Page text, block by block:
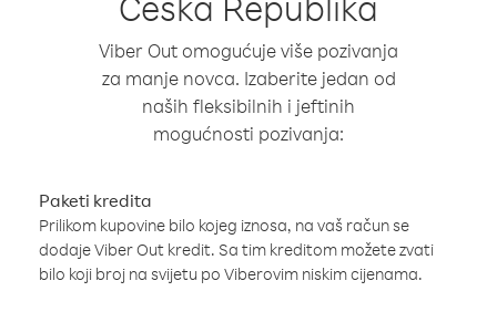
Viber Out omogućuje više pozivanja
za manje novca. Izaberite jedan od
naših fleksibilnih i jeftinih
mogućnosti pozivanja:
Paketi kredita
Prilikom kupovine bilo kojeg iznosa, na vaš račun se
dodaje Viber Out kredit. Sa tim kreditom možete zvati
bilo koji broj na svijetu po Viberovim niskim cijenama.